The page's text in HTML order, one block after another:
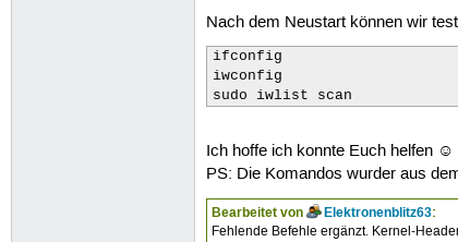
Nach dem Neustart können wir
ifconfig
iwconfig
sudo iwlist scan
Ich hoffe ich konnte Euch helfen ☺
PS: Die Komandos wurder aus
Bearbeitet von Elektronenblitz63:
Fehlende Befehle ergänzt. Kernel-